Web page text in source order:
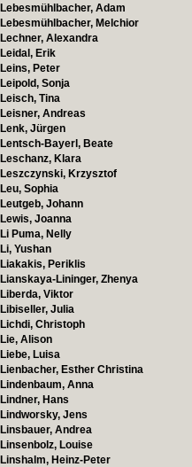
Lebesmühlbacher, Adam
Lebesmühlbacher, Melchior
Lechner, Alexandra
Leidal, Erik
Leins, Peter
Leipold, Sonja
Leisch, Tina
Leisner, Andreas
Lenk, Jürgen
Lentsch-Bayerl, Beate
Leschanz, Klara
Leszczynski, Krzysztof
Leu, Sophia
Leutgeb, Johann
Lewis, Joanna
Li Puma, Nelly
Li, Yushan
Liakakis, Periklis
Lianskaya-Lininger, Zhenya
Liberda, Viktor
Libiseller, Julia
Lichdi, Christoph
Lie, Alison
Liebe, Luisa
Lienbacher, Esther Christina
Lindenbaum, Anna
Lindner, Hans
Lindworsky, Jens
Linsbauer, Andrea
Linsenbolz, Louise
Linshalm, Heinz-Peter